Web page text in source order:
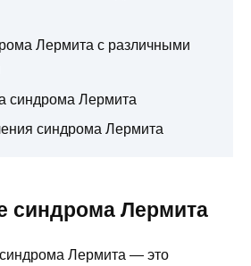
Лермита с различными
синдрома Лермита
синдрома Лермита
синдрома Лермита
Лермита — это